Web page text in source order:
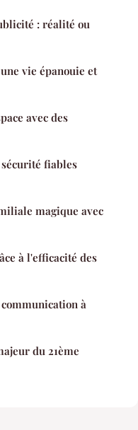
: réalité ou
vie épanouie et
avec des
fiables
magique avec
à l'efficacité des
à
du 21ème